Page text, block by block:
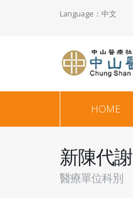
Language：中文
HOME
新陳代謝
醫療單位科別